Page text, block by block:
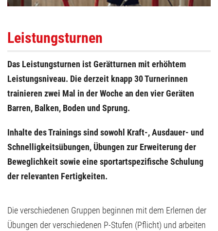
Leistungsturnen
Das Leistungsturnen ist Gerätturnen mit erhöhtem
Leistungsniveau. Die derzeit knapp 30 Turnerinnen
trainieren zwei Mal in der Woche an den vier Geräten
Barren, Balken, Boden und Sprung.
Inhalte des Trainings sind sowohl Kraft-, Ausdauer- und
Schnelligkeitsübungen, Übungen zur Erweiterung der
Beweglichkeit sowie eine sportartspezifische Schulung
der relevanten Fertigkeiten.
Die verschiedenen Gruppen beginnen mit dem Erlernen der
Übungen der verschiedenen P-Stufen (Pflicht) und arbeiten